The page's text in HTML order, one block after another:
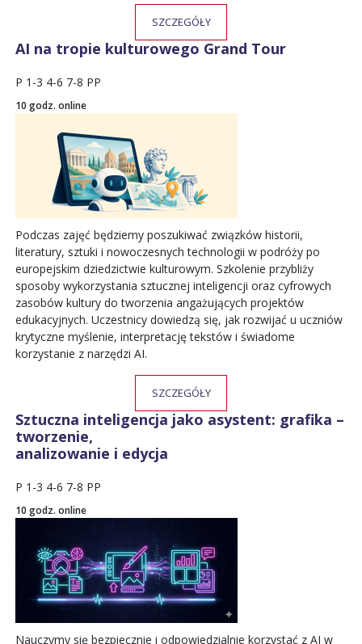
SZCZEGÓŁY
AI na tropie kulturowego Grand Tour
P 1-3 4-6 7-8 PP
10 godz. online
Podczas zajęć będziemy poszukiwać związków historii,
literatury, sztuki i nowoczesnych technologii w podróży po
europejskim dziedzictwie kulturowym. Szkolenie przybliży
sposoby wykorzystania sztucznej inteligencji oraz cyfrowych
zasobów kultury do tworzenia angażujących projektów
edukacyjnych. Uczestnicy dowiedzą się, jak rozwijać u uczniów
krytyczne myślenie, interpretację tekstów i świadome
korzystanie z narzędzi AI.
SZCZEGÓŁY
Sztuczna inteligencja jako asystent: grafika –
tworzenie,
analizowanie i edycja
P 1-3 4-6 7-8 PP
10 godz. online
Nauczymy się bezpiecznie i odpowiedzialnie korzystać z AI w